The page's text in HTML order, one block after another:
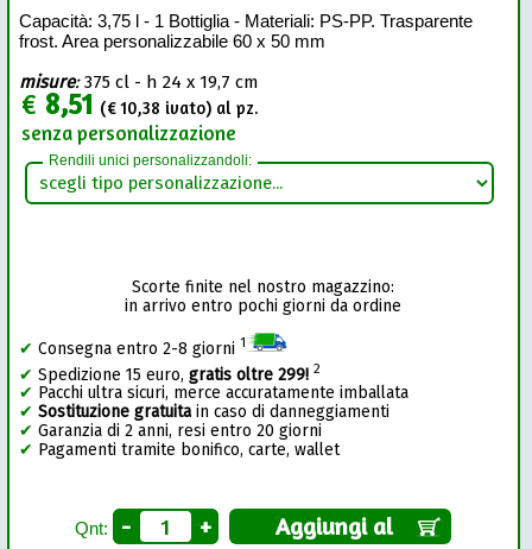
Capacità: 3,75 l - 1 Bottiglia - Materiali: PS-PP. Trasparente
frost. Area personalizzabile 60 x 50 mm
misure:375 cl - h 24 x 19,7 cm
€ 8,51 (€10,38 ivato) al pz.
senza personalizzazione
Rendili unici personalizzandoli:
Scorte finite nel nostro magazzino:
in arrivo entro pochi giorni da ordine
✔ Consegna entro 2-8 giorni 1
✔ Spedizione 15 euro,gratis oltre 299! 2
✔ Pacchi ultra sicuri, merce accuratamente imballata
✔ Sostituzione gratuitain caso di danneggiamenti
✔ Garanzia di 2 anni, resi entro 20 giorni
✔ Pagamenti tramite bonifico, carte, wallet
Qnt: - + Aggiungi al